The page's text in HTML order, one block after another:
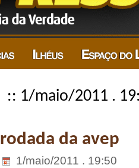
:: 1/maio/2011 .
rodada da avep
1/maio/2011 . 19:50